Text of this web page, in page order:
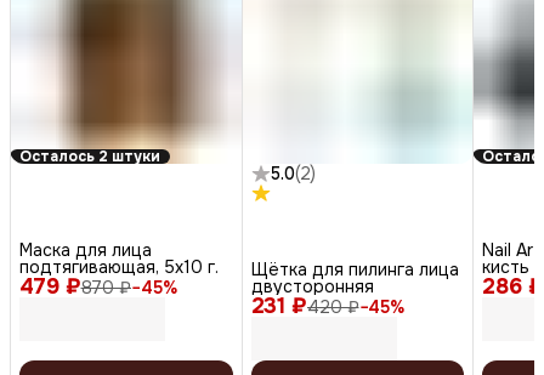
Осталось 2 штуки
479 ₽870 ₽−45%
Маска для лица
подтягивающая, 5х10 г.
5.0(2)
231 ₽420 ₽−45%
Щётка для пилинга лица
двусторонняя 286 ₽
Nail
кисть